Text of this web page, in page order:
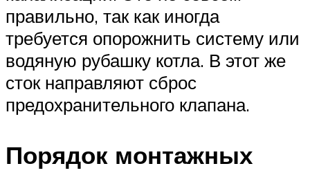
правильно, так как иногда
требуется опорожнить систему или
водяную рубашку котла. В этот же
сток направляют сброс
предохранительного клапана.
Порядок монтажных